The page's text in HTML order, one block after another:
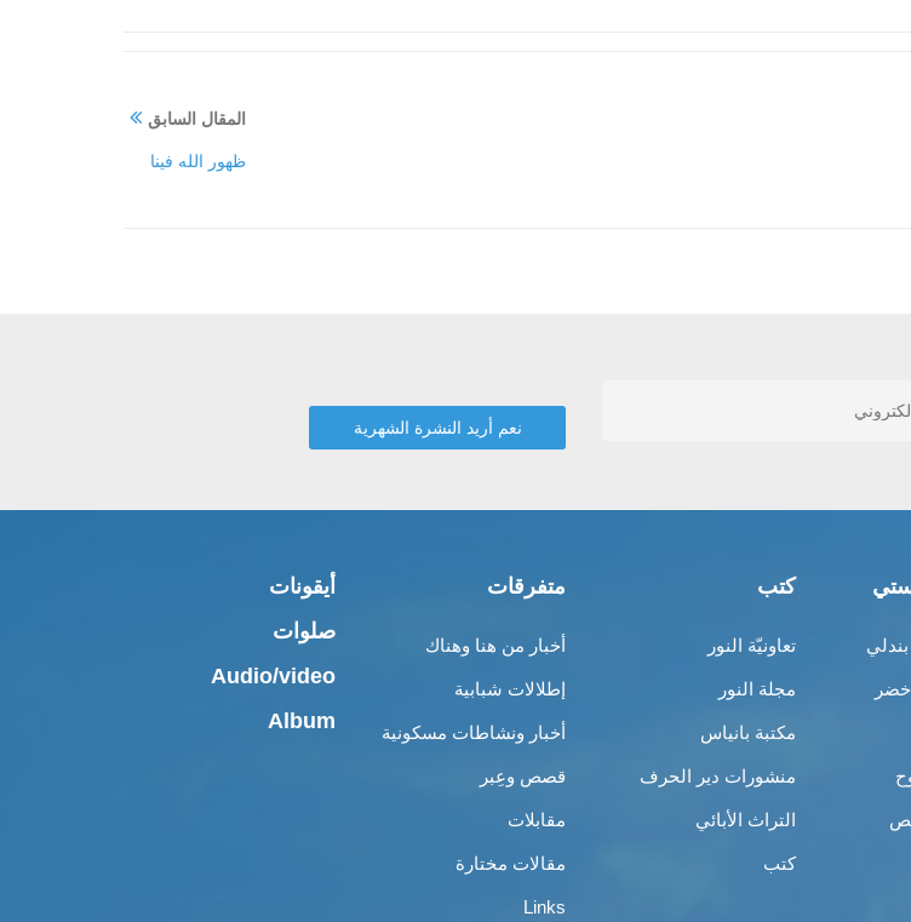
المقال السابق
ظهور الله فينا
كتب
تعاونيّة النور
مجلة النور
مكتبة بانياس
منشورات دير الحرف
التراث الأبائي
كتب
متفرقات
أخبار من هنا وهناك
إطلالات شبابية
أخبار ونشاطات مسكونية
قصص وعِبر
مقابلات
مقالات مختارة
Links
أيقونات
صلوات
Audio/video
Album